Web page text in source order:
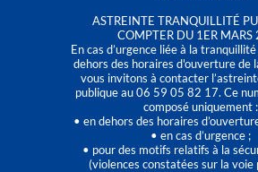
ASTREINTE TRANQUILLITÉ
COMPTER DU 1ER MARS
En cas d’urgence liée à la
dehors des horaires d'ouverture de
vous invitons à contacter
publique au 06 59 05 82 17. Ce
composé uniquement :
• en dehors des horaires
• en cas d’urgence ;
• pour des motifs relatifs à la
(violences constatées sur la voie